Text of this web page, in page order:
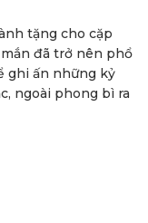
tặng cho cặp
đã trở nên phổ
ghi ấn những kỷ
ngoài phong bì ra